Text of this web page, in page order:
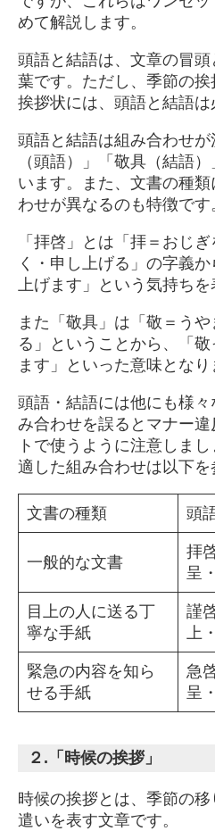
めて解説します。
頭語と結語は、文章の冒
葉です。ただし、季節の
挨拶状には、頭語と結語は
頭語と結語は組み合わせ
（頭語）」「敬具（結語
います。また、文書の種
わせが異なるのも特徴です
「拝啓」とは「拝＝おじ
く・申し上げる」の字義
上げます」という気持ちを
また「敬具」は「敬＝う
る」ということから、「
ます」といった意味となり
頭語・結語には他にも様
み合わせを誤るとマナー
トで使うように注意しま
適した組み合わせは以下を
文書の種類 頭
一般的な文書
拝
呈
目上の人に送る丁
寧な手紙
謹
上
緊急の内容を知ら
せる手紙
急
呈
２.「時候の挨拶」
時候の挨拶とは、季節の
遣いを表す文章です。